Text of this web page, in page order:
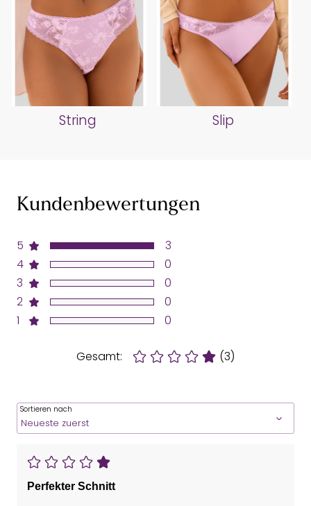
String Slip
Kundenbewertungen
5
4
3
2
1
3
0
0
0
0
Gesamt: (3)
Sortieren nach
Perfekter Schnitt